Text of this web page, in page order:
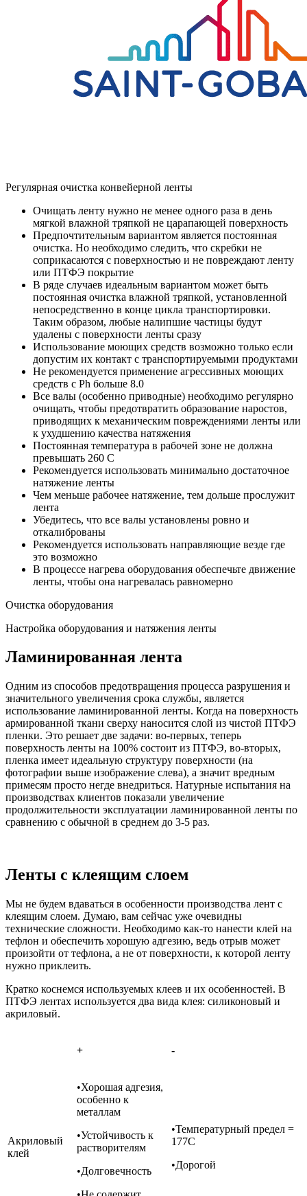
Регулярная очистка конвейерной ленты
Очищать ленту нужно не менее одного раза в день
мягкой влажной тряпкой не царапающей поверхность
Предпочтительным вариантом является постоянная
очистка. Но необходимо следить, что скребки не
соприкасаются с поверхностью и не повреждают ленту
или ПТФЭ покрытие
В ряде случаев идеальным вариантом может быть
постоянная очистка влажной тряпкой, установленной
непосредственно в конце цикла транспортировки.
Таким образом, любые налипшие частицы будут
удалены с поверхности ленты сразу
Использование моющих средств возможно только если
допустим их контакт с транспортируемыми продуктами
Не рекомендуется применение агрессивных моющих
средств с Ph больше 8.0
Все валы (особенно приводные) необходимо регулярно
очищать, чтобы предотвратить образование наростов,
приводящих к механическим повреждениями ленты или
к ухудшению качества натяжения
Постоянная температура в рабочей зоне не должна
превышать 260 С
Рекомендуется использовать минимально достаточное
натяжение ленты
Чем меньше рабочее натяжение, тем дольше прослужит
лента
Убедитесь, что все валы установлены ровно и
откалиброваны
Рекомендуется использовать направляющие везде где
это возможно
В процессе нагрева оборудования обеспечьте движение
ленты, чтобы она нагревалась равномерно
Очистка оборудования
Настройка оборудования и натяжения ленты
Ламинированная лента
Одним из способов предотвращения процесса разрушения и
значительного увеличения срока службы, является
использование ламинированной ленты. Когда на поверхность
армированной ткани сверху наносится слой из чистой ПТФЭ
пленки. Это решает две задачи: во-первых, теперь
поверхность ленты на 100% состоит из ПТФЭ, во-вторых,
пленка имеет идеальную структуру поверхности (на
фотографии выше изображение слева), а значит вредным
примесям просто негде внедриться. Натурные испытания на
производствах клиентов показали увеличение
продолжительности эксплуатации ламинированной ленты по
сравнению с обычной в среднем до 3-5 раз.
Ленты с клеящим слоем
Мы не будем вдаваться в особенности производства лент с
клеящим слоем. Думаю, вам сейчас уже очевидны
технические сложности. Необходимо как-то нанести клей на
тефлон и обеспечить хорошую адгезию, ведь отрыв может
произойти от тефлона, а не от поверхности, к которой ленту
нужно приклеить.
Кратко коснемся используемых клеев и их особенностей. В
ПТФЭ лентах используется два вида клея: силиконовый и
акриловый.
+ -
Акриловый
клей
•Хорошая адгезия,
особенно к
металлам
•Устойчивость к
растворителям
•Долговечность
•Температурный предел =
177С
•Дорогой